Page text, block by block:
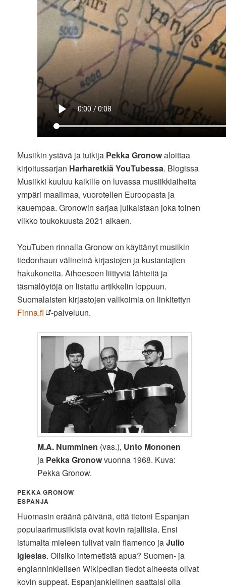
Musiikin ystävä ja tutkija Pekka Gronowaloittaa
kirjoitussarjan Harharetkiä YouTubessa. Blogissa
Musiikki kuuluu kaikille on luvassa musiikkiaiheita
ympäri maailmaa, vuorotellen Euroopasta ja
kauempaa. Gronowin sarjaa julkaistaan joka toinen
viikko toukokuusta 2021 alkaen.
YouTuben rinnalla Gronow on käyttänyt musiikin
tiedonhaun välineinä kirjastojen ja kustantajien
hakukoneita. Aiheeseen liittyviä lähteitä ja
täsmälöytöjä on listattu artikkelin loppuun.
Suomalaisten kirjastojen valikoimia on linkitettyn
Finna.fi
-palveluun.
M.A. Numminen (vas.), Unto Mononen
ja Pekka Gronowvuonna 1968. Kuva:
Pekka Gronow.
PEKKA GRONOW
ESPANJA
Huomasin eräänä päivänä, että tietoni Espanjan
populaarimusiikista ovat kovin rajallisia. Ensi
istumalta mieleen tulivat vain flamenco jaJulio
Iglesias. Olisiko internetistä apua? Suomen- ja
englanninkielisen Wikipedian tiedot aiheesta olivat
kovin suppeat. Espanjankielinen saattaisi olla